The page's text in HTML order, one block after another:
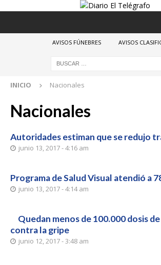
AVISOS FÚNEBRES AVISOS
INICIO Nacionales
Nacionales
Autoridades estiman que se redujo
junio 13, 2017 - 4:16 am
Programa de Salud Visual atendió a
junio 13, 2017 - 4:14 am
Quedan menos de 100.000 dosis
contra la gripe
junio 12, 2017 - 3:48 am